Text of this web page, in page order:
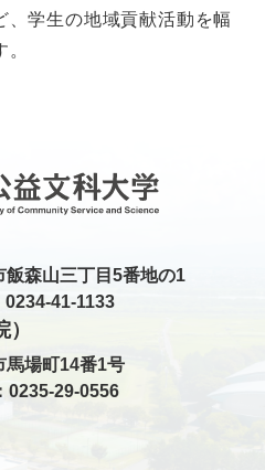
、学生の地域貢献活動を幅
飯森山三丁目5番地の1
0234-41-1133
馬場町14番1号
0235-29-0556